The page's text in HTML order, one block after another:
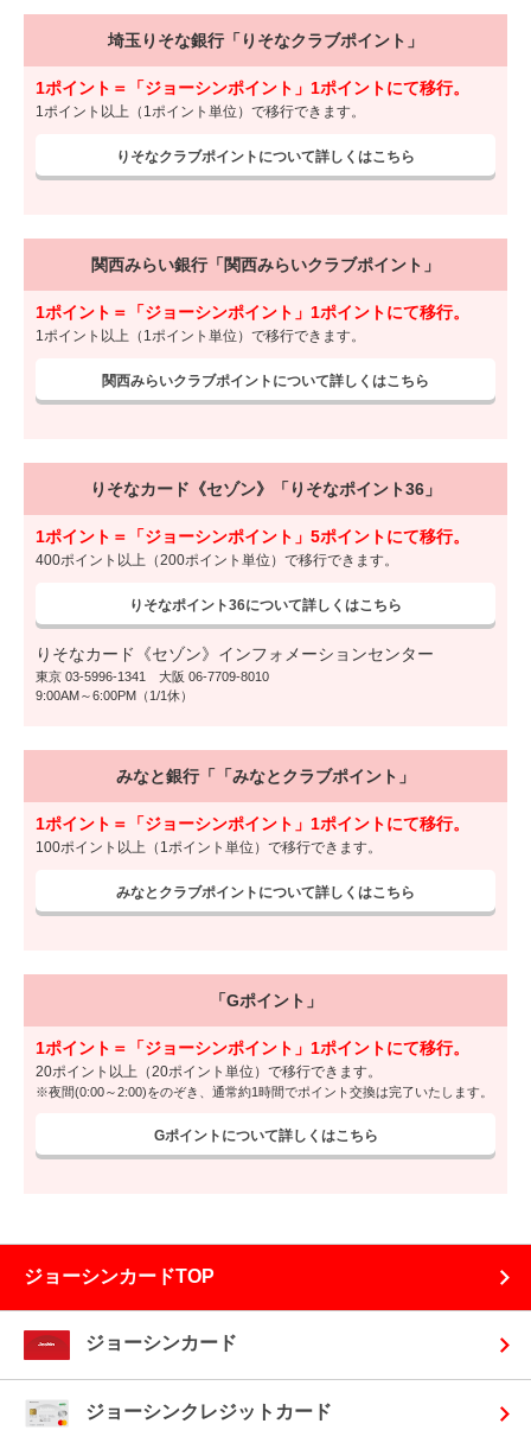
埼玉りそな銀行「りそなクラブポイント」
1ポイント＝「ジョーシンポイント」1ポイントにて移行。
1ポイント以上（1ポイント単位）で移行できます。
りそなクラブポイントについて詳しくはこちら
関西みらい銀行「関西みらいクラブポイント」
1ポイント＝「ジョーシンポイント」1ポイントにて移行。
1ポイント以上（1ポイント単位）で移行できます。
関西みらいクラブポイントについて詳しくはこちら
りそなカード《セゾン》「りそなポイント36」
1ポイント＝「ジョーシンポイント」5ポイントにて移行。
400ポイント以上（200ポイント単位）で移行できます。
りそなポイント36について詳しくはこちら
りそなカード《セゾン》インフォメーションセンター
東京 03-5996-1341 大阪 06-7709-8010
9:00AM～6:00PM（1/1休）
みなと銀行「「みなとクラブポイント」
1ポイント＝「ジョーシンポイント」1ポイントにて移行。
100ポイント以上（1ポイント単位）で移行できます。
みなとクラブポイントについて詳しくはこちら
「Gポイント」
1ポイント＝「ジョーシンポイント」1ポイントにて移行。
20ポイント以上（20ポイント単位）で移行できます。
※夜間(0:00～2:00)をのぞき、通常約1時間でポイント交換は完了いたします。
Gポイントについて詳しくはこちら
ジョーシンカードTOP
ジョーシンカード
ジョーシンクレジットカード